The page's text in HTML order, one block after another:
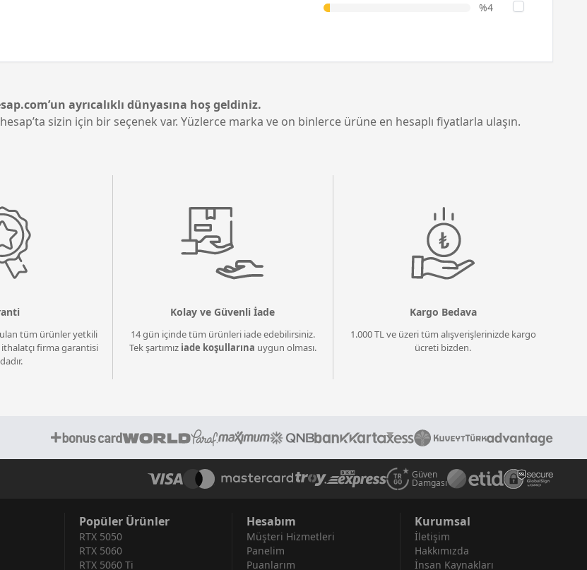
%4
ayrıcalıklı dünyasına hoş geldiniz.
sizin için bir seçenek var. Yüzlerce marka ve on binlerce ürüne en hesaplı fiyatlarla ulaşın.
tüm ürünler yetkili
firma garantisi
Kolay ve Güvenli İade
14 gün içinde tüm ürünleri iade edebilirsiniz.
Tek şartımız iade koşullarına uygun olması.
Kargo Bedava
1.000 TL ve üzeri tüm alışverişlerinizde kargo
ücreti bizden.
Güven
Damgası
Popüler Ürünler
RTX 5050
RTX 5060
RTX 5060 Ti
Hesabım
Müşteri Hizmetleri
Panelim
Puanlarım
Kurumsal
İletişim
Hakkımızda
İnsan Kaynakları